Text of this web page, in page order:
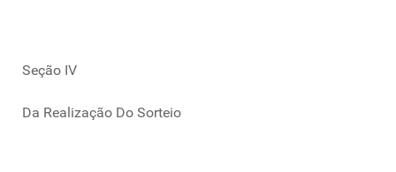
Seção IV
Da Realização Do Sorteio